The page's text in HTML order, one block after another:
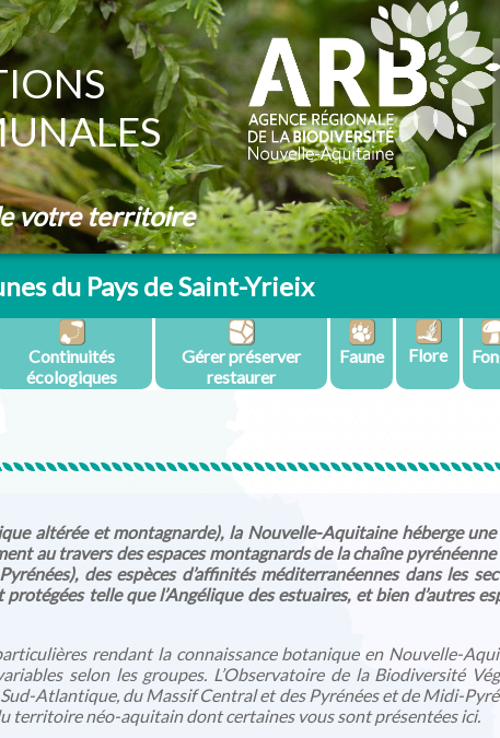
votre territoire
du Pays de Saint-Yrieix
Continuités
écologiques
Gérer préserver
restaurer
Faune Flore
altérée et montagnarde), la Nouvelle-Aquitaine héberge
au travers des espaces montagnards de la chaîne pyrénéenne
des espèces d’affinités méditerranéennes dans les
telle que l’Angélique des estuaires, et bien d’autres
rendant la connaissance botanique en Nouvelle-
selon les groupes. L’Observatoire de la Biodiversité
Atlantique, du Massif Central et des Pyrénées et de Midi-
territoire néo-aquitain dont certaines vous sont présentées ici.